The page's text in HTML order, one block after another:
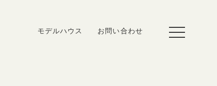
モデルハウス お問い合わせ
toggle
navigation